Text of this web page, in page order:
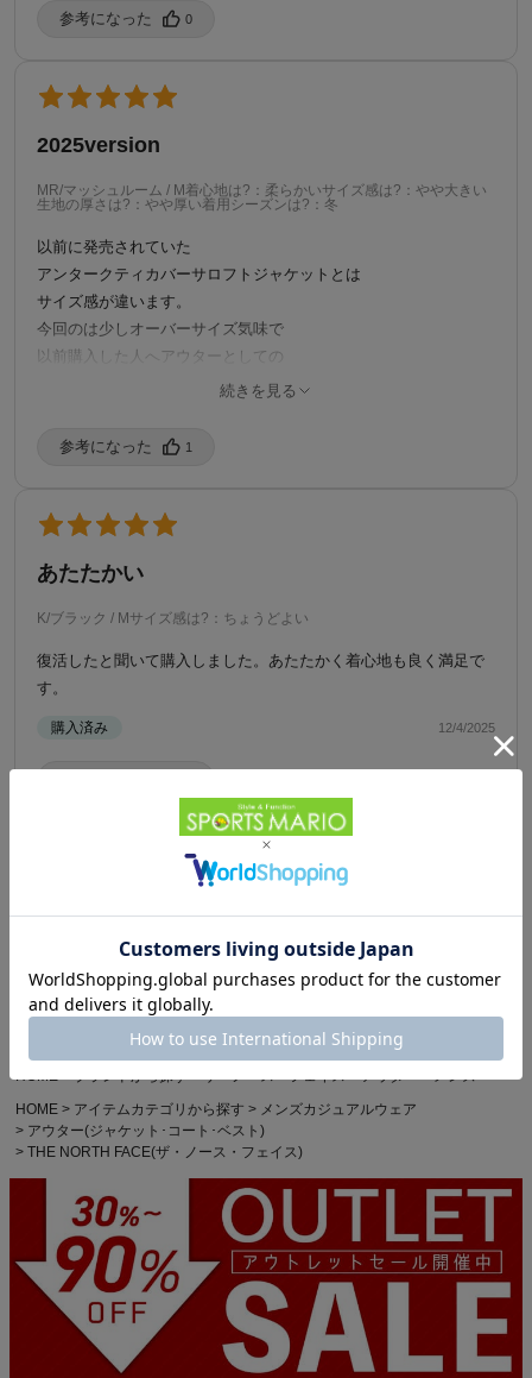
ご自身の普段の着用サイズを教えてください。：M
参考になった️ 0
2025version
MR/マッシュルーム / M着心地は?：柔らかいサイズ感は?：やや大きい
生地の厚さは?：やや厚い着用シーズンは?：冬
以前に発売されていた
アンタークティカバーサロフトジャケットとは
サイズ感が違います。
今回のは少しオーバーサイズ気味で
以前購入した人へアウターとしての
需要に応えた品物だと思います。
コレはこれで有りですね。
ただ一点、風が通りやすいので、そこは要注意。
購入済み
続きを見る
参考になった️ 1
あたたかい
K/ブラック / M サイズ感は?：ちょうどよい
復活したと聞いて購入しました。あたたかく着心地も良く満足で
す。
購入済み 12/4/2025
1
カジュアル・アウトドア
HOME ブランドから探す ザ・ノース・フェイス アウター
メンズ
HOME
アイテムカテゴリから探す
メンズカジュアルウェア
アウター(ジャケット･コート･ベスト)
THE NORTH FACE(ザ・ノース・フェイス)